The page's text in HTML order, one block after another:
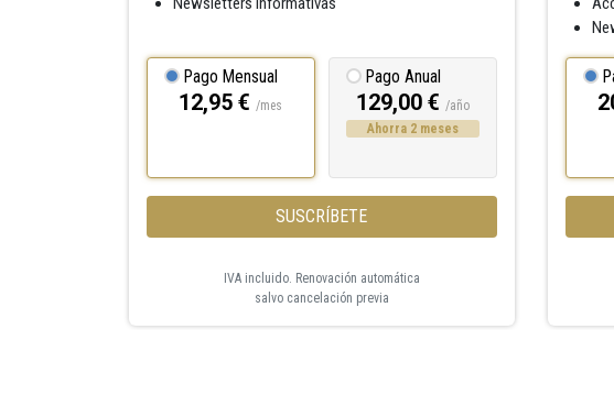
Pago Mensual
12,95 €/mes
Pago Anual
129,00 €/año
Ahorra 2 meses
SUSCRÍBETE
IVA incluido. Renovación automática
salvo cancelación previa